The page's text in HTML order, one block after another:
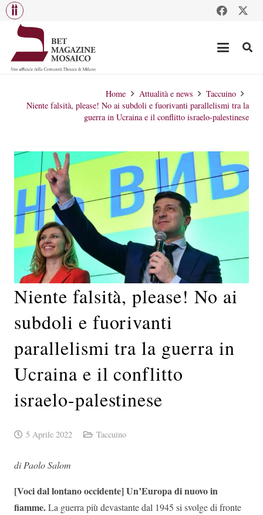
Home Attualità e news
Taccuino
Niente falsità, please! No ai subdoli e fuorivanti parallelismi tra la
guerra in Ucraina e il conflitto israelo-palestinese
Niente falsità, please! No ai
subdoli e fuorivanti
parallelismi tra la guerra in
Ucraina e il conflitto
israelo-palestinese
5 Aprile 2022 Taccuino
di Paolo Salom
[Voci dal lontano occidente] Un’Europa di nuovo in
fiamme.La guerra più devastante dal 1945 si svolge di fronte